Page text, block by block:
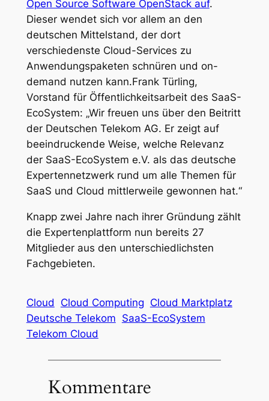
Open Source Software OpenStack auf.
Dieser wendet sich vor allem an den
deutschen Mittelstand, der dort
verschiedenste Cloud-Services zu
Anwendungspaketen schnüren und on-
demand nutzen kann.Frank Türling,
Vorstand für Öffentlichkeitsarbeit des SaaS-
EcoSystem: „Wir freuen uns über den Beitritt
der Deutschen Telekom AG. Er zeigt auf
beeindruckende Weise, welche Relevanz
der SaaS-EcoSystem e.V. als das deutsche
Expertennetzwerk rund um alle Themen für
SaaS und Cloud mittlerweile gewonnen hat.“
Knapp zwei Jahre nach ihrer Gründung zählt
die Expertenplattform nun bereits 27
Mitglieder aus den unterschiedlichsten
Fachgebieten.
Cloud Cloud Computing Cloud Marktplatz
Deutsche Telekom SaaS-EcoSystem
Telekom Cloud
Kommentare